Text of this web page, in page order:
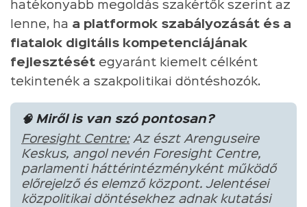
hatékonyabb megoldás szakértők szerint az
lenne, ha a platformok szabályozását és a
fiatalok digitális kompetenciájának
fejlesztését egyaránt kiemelt célként
tekintenék a szakpolitikai döntéshozók.
🧠 Miről is van szó pontosan?
Foresight Centre:Az észt Arenguseire
Keskus, angol nevén Foresight Centre,
parlamenti háttérintézményként működő
előrejelző és elemző központ. Jelentései
közpolitikai döntésekhez adnak kutatási